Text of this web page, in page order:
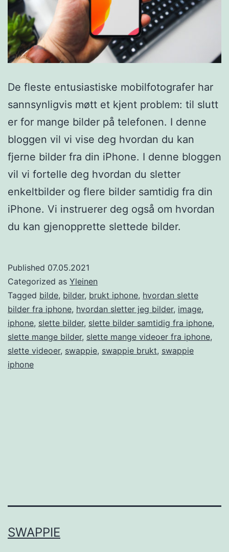
De fleste entusiastiske mobilfotografer har
sannsynligvis møtt et kjent problem: til slutt
er for mange bilder på telefonen. I denne
bloggen vil vi vise deg hvordan du kan
fjerne bilder fra din iPhone. I denne bloggen
vil vi fortelle deg hvordan du sletter
enkeltbilder og flere bilder samtidig fra din
iPhone. Vi instruerer deg også om hvordan
du kan gjenopprette slettede bilder.
Published 07.05.2021
Categorized as Yleinen
Tagged bilde, bilder, brukt iphone, hvordan slette
bilder fra iphone, hvordan sletter jeg bilder, image,
iphone, slette bilder, slette bilder samtidig fra iphone,
slette mange bilder, slette mange videoer fra iphone,
slette videoer, swappie, swappie brukt, swappie
iphone
SWAPPIE